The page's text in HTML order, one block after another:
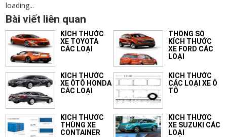
loading...
Bài viết liên quan
KÍCH THƯỚC
XE TOYOTA
CÁC LOẠI
THÔNG SỐ
KÍCH THƯỚC
XE FORD CÁC
LOẠI
KÍCH THƯỚC
XE ÔTÔ HONDA
CÁC LOẠI
KÍCH THƯỚC
CÁC LOẠI XE Ô
TÔ
KÍCH THƯỚC
THÙNG XE
CONTAINER
KÍCH THƯỚC
XE SUZUKI CÁC
LOẠI